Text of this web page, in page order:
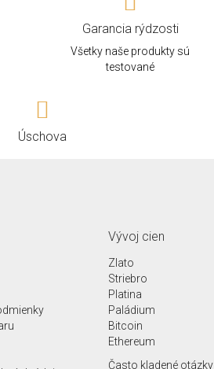
Garancia rýdzosti
Všetky naše produkty sú
testované
Úschova
Vývoj cien
Zlato
Striebro
Platina
Paládium
Bitcoin
Ethereum
Často kladené otázky